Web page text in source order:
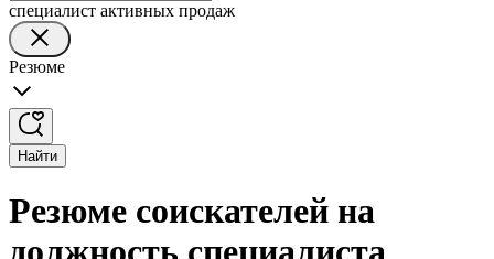
специалист активных продаж
Резюме
Найти
Резюме соискателей на